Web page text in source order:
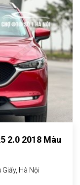
2.0 2018 Màu
Hà Nội